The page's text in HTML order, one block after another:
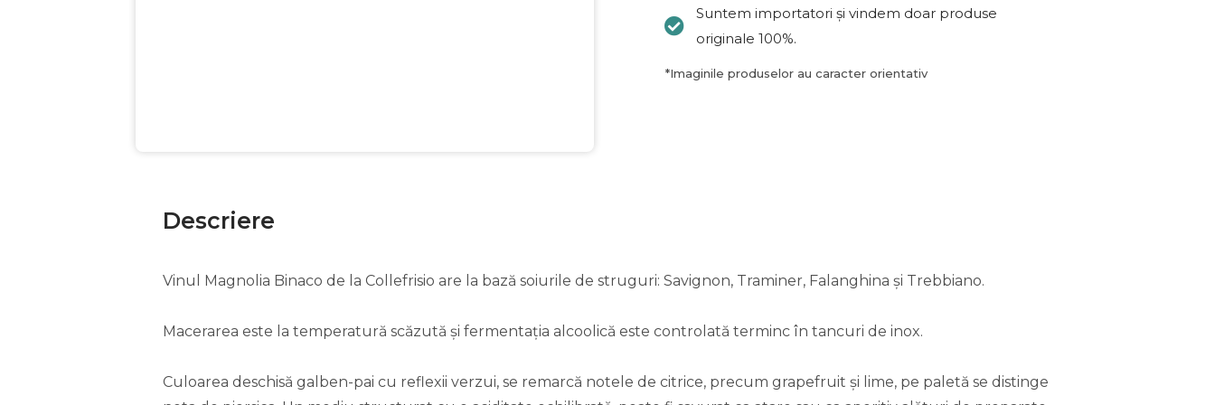
Suntem importatori și vindem doar produse
originale 100%.
*Imaginile produselor au caracter orientativ
Descriere
Vinul Magnolia Binaco de la Collefrisio are la bază soiurile de struguri: Savignon, Traminer, Falanghina și Trebbiano.
Macerarea este la temperatură scăzută și fermentația alcoolică este controlată terminc în tancuri de inox.
Culoarea deschisă galben-pai cu reflexii verzui, se remarcă notele de citrice, precum grapefruit și lime, pe paletă se distinge